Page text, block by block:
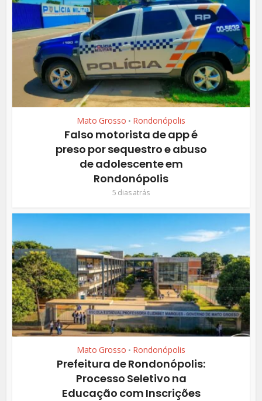
Mato Grosso • Rondonópolis
Falso motorista de app é
preso por sequestro e abuso
de adolescente em
Rondonópolis
5 dias atrás
Mato Grosso • Rondonópolis
Prefeitura de Rondonópolis:
Processo Seletivo na
Educação com Inscrições